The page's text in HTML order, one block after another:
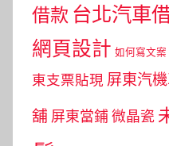
借款 台北汽車
網頁設計 如何寫文案
東支票貼現 屏東汽
舖 屏東當鋪 微晶瓷